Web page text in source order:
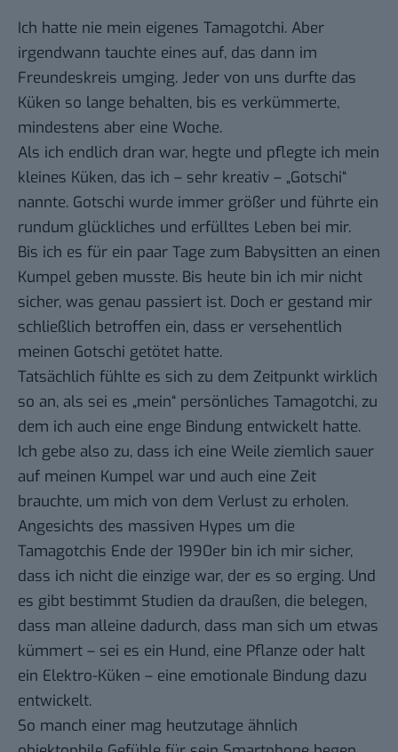
Ich hatte nie mein eigenes Tamagotchi. Aber
irgendwann tauchte eines auf, das dann im
Freundeskreis umging. Jeder von uns durfte das
Küken so lange behalten, bis es verkümmerte,
mindestens aber eine Woche.
Als ich endlich dran war, hegte und pflegte ich mein
kleines Küken, das ich – sehr kreativ – „Gotschi“
nannte. Gotschi wurde immer größer und führte ein
rundum glückliches und erfülltes Leben bei mir.
Bis ich es für ein paar Tage zum Babysitten an einen
Kumpel geben musste. Bis heute bin ich mir nicht
sicher, was genau passiert ist. Doch er gestand mir
schließlich betroffen ein, dass er versehentlich
meinen Gotschi getötet hatte.
Tatsächlich fühlte es sich zu dem Zeitpunkt wirklich
so an, als sei es „mein“ persönliches Tamagotchi, zu
dem ich auch eine enge Bindung entwickelt hatte.
Ich gebe also zu, dass ich eine Weile ziemlich sauer
auf meinen Kumpel war und auch eine Zeit
brauchte, um mich von dem Verlust zu erholen.
Angesichts des massiven Hypes um die
Tamagotchis Ende der 1990er bin ich mir sicher,
dass ich nicht die einzige war, der es so erging. Und
es gibt bestimmt Studien da draußen, die belegen,
dass man alleine dadurch, dass man sich um etwas
kümmert – sei es ein Hund, eine Pflanze oder halt
ein Elektro-Küken – eine emotionale Bindung dazu
entwickelt.
So manch einer mag heutzutage ähnlich